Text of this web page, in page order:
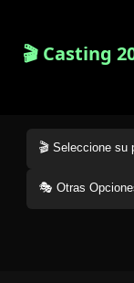
🎬 Casting